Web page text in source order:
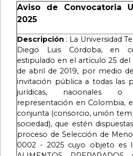
Aviso de Convocatoria
2025
Descripción : La Universidad
Diego Luis Córdoba, en
estipulado en el artículo 25 del
de abril de 2019, por medio
invitación pública a todas las
jurídicas, nacionales o
representación en Colombia,
conjunta (consorcio, unión
sociedad), que estén
proceso de Selección de
0002 - 2025 cuyo objeto es